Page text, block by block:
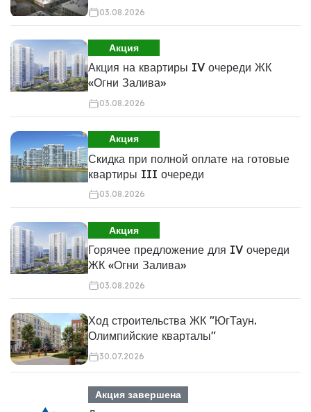
03.08.2026
Акция
Акция на квартиры IV очереди ЖК
«Огни Залива»
03.08.2026
Акция
Скидка при полной оплате на готовые
квартиры III очереди
03.08.2026
Акция
Горячее предложение для IV очереди
ЖК «Огни Залива»
03.08.2026
Ход строительства ЖК "ЮгТаун.
Олимпийские кварталы"
30.07.2026
Акция завершена